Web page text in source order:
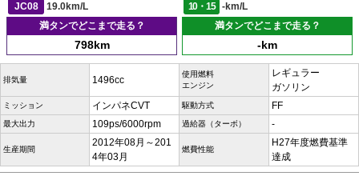
JC08
19.0km/L 10・15
-km/L
満タンでどこまで走る？
798km
満タンでどこまで走る？
-km
排気量 1496cc
使用燃料
エンジン
レギュラー
ガソリン
ミッション インパネCVT 駆動方式 FF
最大出力 109ps/6000rpm 過給器（ターボ） -
生産期間
2012年08月～201
4年03月
燃費性能
H27年度燃費基準
達成